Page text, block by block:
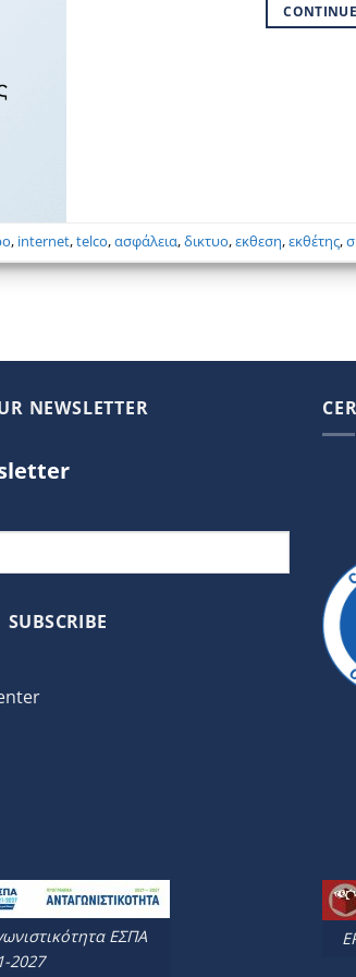
, internet,telco,ασφάλεια,δικτυο,εκθεση,εκθέτης,
NEWSLETTER
SUBSCRIBE
ΕΣΠΑ
2027